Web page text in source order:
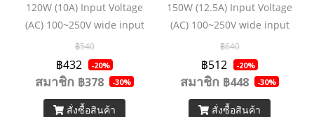
120W (10A) Input Voltage
(AC) 100~250V wide input
Output (DC) 12/24V Output
Power 120W
฿540
฿432 -20%
สมาชิก ฿378 -30%
สั่งซื้อสินค้า
150W (12.5A) Input Voltage
(AC) 100~250V wide input
Output (DC) 12/24V Output
Power 150W
฿640
฿512 -20%
สมาชิก ฿448 -30%
สั่งซื้อสินค้า